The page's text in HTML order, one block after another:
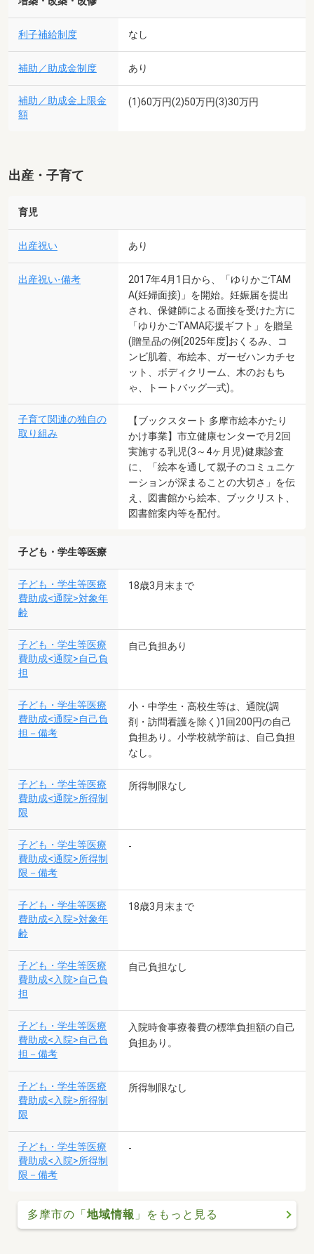
利子補給制度 なし
補助／助成金制度 あり
補助／助成金上限金
額
(1)60万円(2)50万円(3)30万円
出産・子育て
育児
出産祝い あり
出産祝い-備考
2017年4月1日から、「ゆりかごTAM
A(妊婦面接)」を開始。妊娠届を提出
され、保健師による面接を受けた方に
「ゆりかごTAMA応援ギフト」を贈呈
(贈呈品の例[2025年度]おくるみ、コ
ンビ肌着、布絵本、ガーゼハンカチセ
ット、ボディクリーム、木のおもち
ゃ、トートバッグ一式)。
子育て関連の独自の
取り組み
【ブックスタート 多摩市絵本かたり
かけ事業】市立健康センターで月2回
実施する乳児(3～4ヶ月児)健康診査
に、「絵本を通して親子のコミュニケ
ーションが深まることの大切さ」を伝
え、図書館から絵本、ブックリスト、
図書館案内等を配付。
子ども・学生等医療
子ども・学生等医療
費助成<通院>対象年
齢
18歳3月末まで
子ども・学生等医療
費助成<通院>自己負
担
自己負担あり
子ども・学生等医療
費助成<通院>自己負
担－備考
小・中学生・高校生等は、通院(調
剤・訪問看護を除く)1回200円の自己
負担あり。小学校就学前は、自己負担
なし。
子ども・学生等医療
費助成<通院>所得制
限
所得制限なし
子ども・学生等医療
費助成<通院>所得制
限－備考
-
子ども・学生等医療
費助成<入院>対象年
齢
18歳3月末まで
子ども・学生等医療
費助成<入院>自己負
担
自己負担なし
子ども・学生等医療
費助成<入院>自己負
担－備考
入院時食事療養費の標準負担額の自己
負担あり。
子ども・学生等医療
費助成<入院>所得制
限
所得制限なし
子ども・学生等医療
費助成<入院>所得制
限－備考
-
多摩市の「 地域情報 」をもっと見る